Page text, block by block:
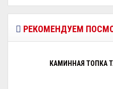
РЕКОМЕНДУЕМ
КАМИННАЯ ТОПКА